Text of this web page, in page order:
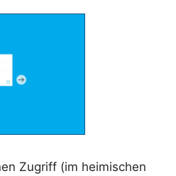
Zugriff (im heimischen